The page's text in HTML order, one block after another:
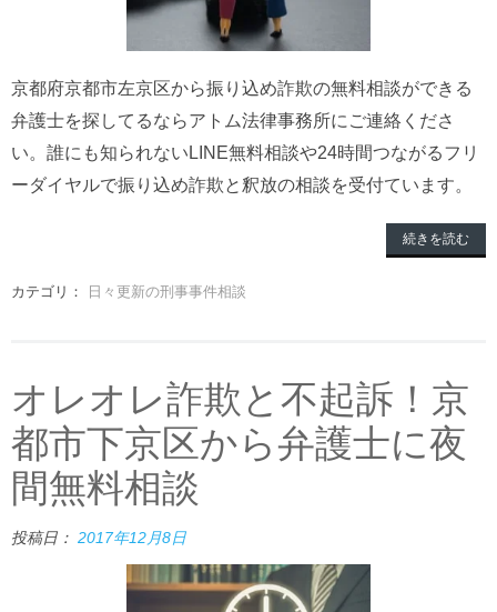
京都府京都市左京区から振り込め詐欺の無料相談ができる
弁護士を探してるならアトム法律事務所にご連絡くださ
い。誰にも知られないLINE無料相談や24時間つながるフリ
ーダイヤルで振り込め詐欺と釈放の相談を受付ています。
続きを読む
カテゴリ： 日々更新の刑事事件相談
オレオレ詐欺と不起訴！京
都市下京区から弁護士に夜
間無料相談
投稿日： 2017年12月8日